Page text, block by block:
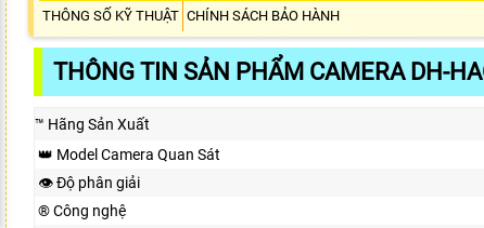
THÔNG SỐ KỸ THUẬT CHÍNH SÁCH BẢO HÀNH
THÔNG TIN SẢN PHẨM CAMERA DH-
™️ Hãng Sản Xuất
👑 Model Camera Quan Sát
👁 Độ phân giải
®️ Công nghệ